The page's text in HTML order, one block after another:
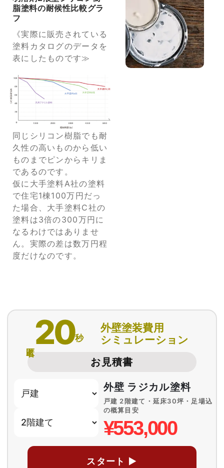
脂塗料の耐候性比較グラ
フ
《実際に販売されている
塗料カタログのデータを
表にしたものです≫
同じシリコン樹脂でも耐
久性の高いものから低い
ものまでピンからキリま
であるのです。
仮に大手塗料A社の塗料
で住宅1棟100万円だっ
た場合、大手塗料C社の
塗料は3倍の300万円に
なるわけではありませ
ん。実際の差は数万円程
度だけなのです。
20秒
外壁塗装費用
シミュレーション
お見積書
外壁 ラジカル塗料
戸建 2階建て・延床30坪・足場込
の概算目安
¥553,000
スタート ▶